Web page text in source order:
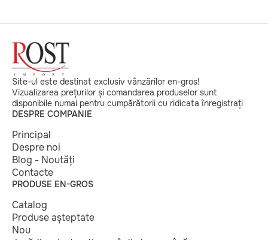
Site-ul este destinat exclusiv vânzărilor en-gros!
Vizualizarea prețurilor și comandarea produselor sunt
disponibile numai pentru cumpărătorii cu ridicata înregistrați
DESPRE COMPANIE
Principal
Despre noi
Blog - Noutăți
Contacte
PRODUSE EN-GROS
Catalog
Produse așteptate
Nou